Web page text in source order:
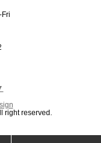
right reserved.